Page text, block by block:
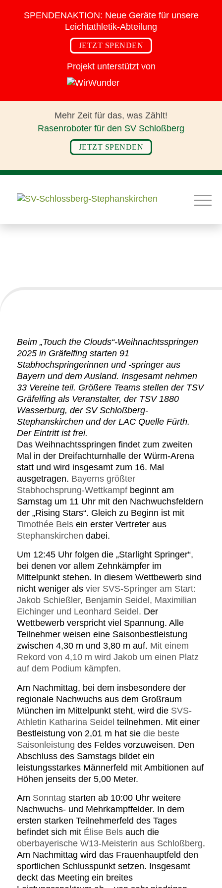
SPENDENAKTION: Neue Geräte fürunsere
Leichtathletik-Abteilung
JETZT SPENDEN
Projekt unterstützt von
Mehr Zeit für das, was Zählt!
Rasenroboter für den SV Schloßberg
JETZT SPENDEN
Beim „Touch the Clouds“-Weihnachtsspringen
2025 in Gräfelfing starten 91
Stabhochspringerinnen und -springer aus
Bayern und dem Ausland. Insgesamt nehmen
33 Vereine teil. Größere Teams stellen der TSV
Gräfelfing als Veranstalter, der TSV 1880
Wasserburg, der SV Schloßberg-
Stephanskirchen und der LAC Quelle Fürth.
Der Eintritt ist frei.
Das Weihnachtsspringen findet zum zweiten
Mal in der Dreifachturnhalle der Würm-Arena
statt und wird insgesamt zum 16. Mal
ausgetragen. Bayerns größter
Stabhochsprung-Wettkampfbeginnt am
Samstag um 11 Uhr mit den Nachwuchsfeldern
der „Rising Stars“. Gleich zu Beginn ist mit
Timothée Belsein erster Vertreter aus
Stephanskirchen dabei.
Um 12:45 Uhr folgen die „Starlight Springer“,
bei denen vor allem Zehnkämpfer im
Mittelpunkt stehen. In diesem Wettbewerb sind
nicht weniger als vier SVS-Springer am Start:
Jakob Schießler, Benjamin Seidel, Maximilian
Eichinger und Leonhard Seidel. Der
Wettbewerb verspricht viel Spannung. Alle
Teilnehmer weisen eine Saisonbestleistung
zwischen 4,30 m und 3,80 m auf. Mit einem
Rekord von 4,10 m wird Jakob um einen Platz
auf dem Podium kämpfen.
Am Nachmittag, bei dem insbesondere der
regionale Nachwuchs aus dem Großraum
München im Mittelpunkt steht, wird die SVS-
Athletin Katharina Seidel teilnehmen. Mit einer
Bestleistung von 2,01 m hat sie die beste
Saisonleistung des Feldes vorzuweisen. Den
Abschluss des Samstags bildet ein
leistungsstarkes Männerfeld mit Ambitionen auf
Höhen jenseits der 5,00 Meter.
Am Sonntag starten ab 10:00 Uhr weitere
Nachwuchs- und Mehrkampffelder. In dem
ersten starken Teilnehmerfeld des Tages
befindet sich mit Élise Belsauch die
oberbayerische W13-Meisterin aus Schloßberg.
Am Nachmittag wird das Frauenhauptfeld den
sportlichen Schlusspunkt setzen. Insgesamt
deckt das Meeting ein breites